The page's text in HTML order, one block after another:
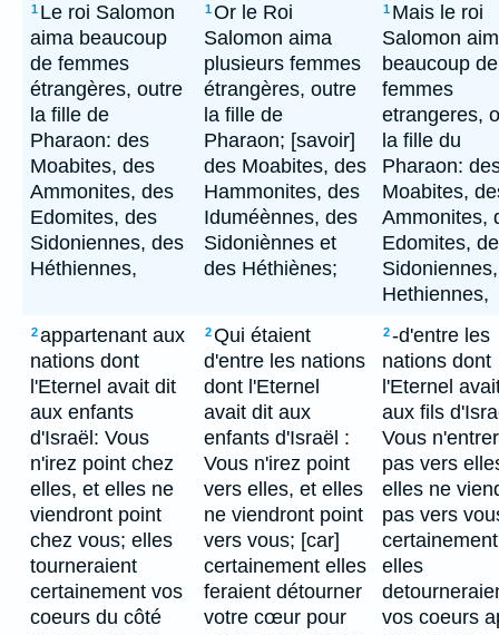
1 Le roi Salomon
aima beaucoup
de femmes
étrangères, outre
la fille de
Pharaon: des
Moabites, des
Ammonites, des
Edomites, des
Sidoniennes, des
Héthiennes,
1Or le Roi
Salomon aima
plusieurs femmes
étrangères, outre
la fille de
Pharaon; [savoir]
des Moabites, des
Hammonites, des
Iduméènnes, des
Sidoniènnes et
des Héthiènes;
1 Mais le roi
Salomon
beaucoup de
femmes
etrangeres,
la fille du
Pharaon:
Moabites,
Ammonites,
Edomites,
Hethiennes,
2appartenant aux
nations dont
l'Eternel avait dit
aux enfants
d'Israël: Vous
n'irez point chez
elles, et elles ne
viendront point
chez vous; elles
tourneraient
certainement vos
coeurs du côté
2Qui étaient
d'entre les nations
dont l'Eternel
avait dit aux
enfants d'Israël :
Vous n'irez point
vers elles, et elles
ne viendront point
vers vous; [car]
certainement elles
feraient détourner
votre cœur pour
2-d'entre les
nations dont
l'Eternel
aux fils
Vous
pas vers
elles ne
pas vers
certainement
elles
vos coeurs